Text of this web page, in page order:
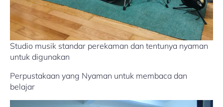
Studio musik standar perekaman dan tentunya nyaman
untuk digunakan
Perpustakaan yang Nyaman untuk membaca dan
belajar